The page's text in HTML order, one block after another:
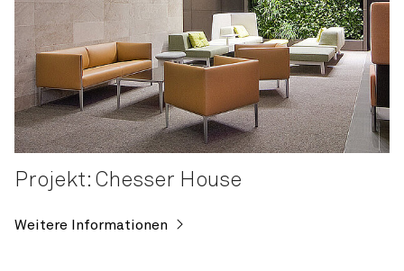
Projekt: Chesser House
Weitere Informationen